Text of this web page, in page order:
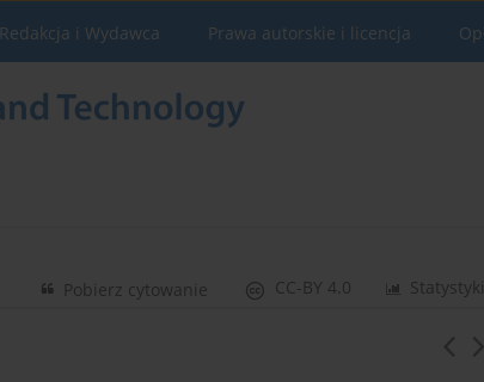
Redakcja i Wydawca Prawa autorskie i licencja
Statystyki
CC-BY 4.0
Pobierz cytowanie